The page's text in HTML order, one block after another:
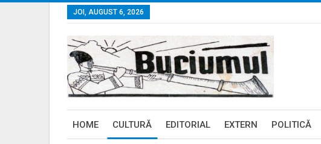
JOI, AUGUST 6, 2026
HOME CULTURĂ EDITORIAL EXTERN POLITICĂ